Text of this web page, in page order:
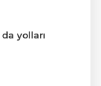
yolları